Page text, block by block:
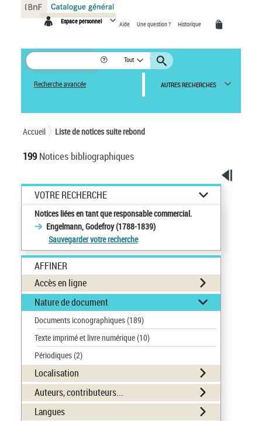
Espace personnel Aide Une question ? Historique
Tout
Recherche avancée AUTRES RECHERCHES
Accueil Liste de notices suite rebond
199Notices bibliographiques
VOTRE RECHERCHE
Notices liées en tant que responsable commercial.
Engelmann, Godefroy (1788-1839)
Sauvegarder votre recherche
AFFINER
Accès en ligne
Nature de document
Documents iconographiques(189)
Texte imprimé et livre numérique(10)
Périodiques(2)
Localisation
Auteurs, contributeurs...
Langues
Panneau de gestion des cookies